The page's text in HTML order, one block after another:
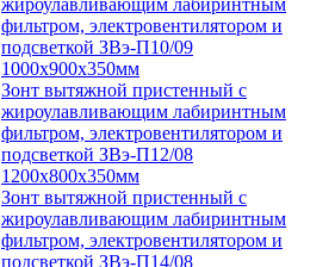
жироулавливающим лабиринтным
фильтром, электровентилятором и
подсветкой ЗВэ-П10/09
1000х900х350мм
Зонт вытяжной пристенный с
жироулавливающим лабиринтным
фильтром, электровентилятором и
подсветкой ЗВэ-П12/08
1200х800х350мм
Зонт вытяжной пристенный с
жироулавливающим лабиринтным
фильтром, электровентилятором и
подсветкой ЗВэ-П14/08